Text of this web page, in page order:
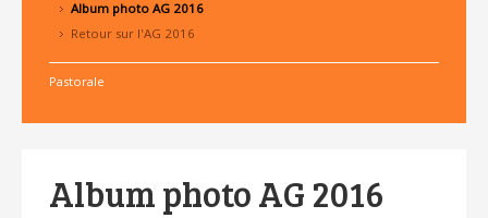
Album photo AG 2016
Retour sur l'AG 2016
Pastorale
Album photo AG 2016